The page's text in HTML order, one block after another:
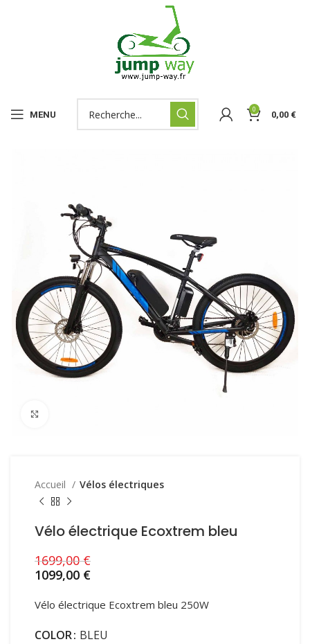
MENU 0 0,00 €
Accueil Vélos électriques
Vélo électrique Ecoxtrem bleu
1699,00€
1099,00 €
Vélo électrique Ecoxtrem bleu 250W
COLOR BLEU